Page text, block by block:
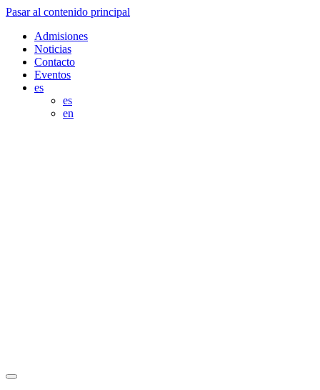
Pasar al contenido principal
Admisiones
Noticias
Contacto
Eventos
es
es
en